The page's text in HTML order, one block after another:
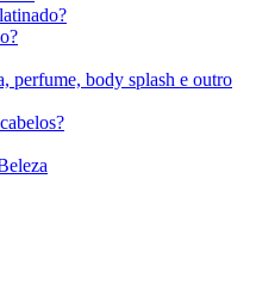
perfume, body splash e outro